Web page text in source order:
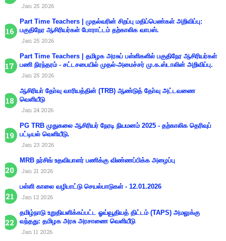
Jan 25 2026
Part Time Teachers | முதல்வரின் சிறப்பு மதிப்பெண்கள் அறிவிப்பு:
பகுதிநேர ஆசிரியர்கள் போராட்டம் தற்காலிக வாபஸ்.
Jan 25 2026
Part Time Teachers | தமிழக அரசுப் பள்ளிகளில் பகுதிநேர ஆசிரியர்கள்
பணி நிரந்தரம் - சட்டசபையில் முதல்-அமைச்சர் மு.க.ஸ்டாலின் அறிவிப்பு.
Jan 25 2026
ஆசிரியா் தோ்வு வாரியத்தின் (TRB) ஆண்டுத் தோ்வு அட்டவணை
வெளியீடு
Jan 24 2026
PG TRB முதுகலை ஆசிரியர் நேரடி நியமனம் 2025 - தற்காலிக தெரிவுப்
பட்டியல் வெளியீடு.
Jan 23 2026
MRB நர்சிங் உதவியாளர் பணிக்கு விண்ணப்பிக்க அழைப்பு
Jan 21 2026
பள்ளி காலை வழிபாட்டு செயல்பாடுகள் - 12.01.2026
Jan 12 2026
தமிழ்நாடு உறுதியளிக்கப்பட்ட ஓய்வூதியத் திட்டம் (TAPS) அமலுக்கு
வந்தது: தமிழக அரசு அரசாணை வெளியீடு
Jan 11 2026